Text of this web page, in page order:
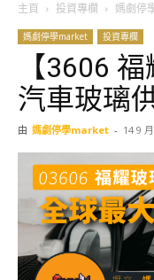
主頁 投資專欄 媽劇停
媽劇停學market 投資專欄
【3606
汽車玻璃
由 媽劇停學market - 14 9